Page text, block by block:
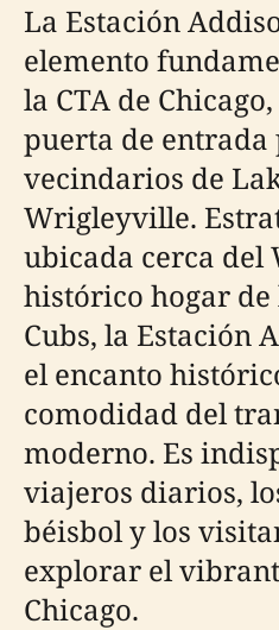
La Estación
elemento
la CTA de
puerta de
vecindarios de
Wrigleyville.
ubicada cerca del
histórico hogar de
Cubs, la Estación
el encanto
comodidad del
moderno. Es
viajeros diarios,
béisbol y los
explorar el
Chicago.